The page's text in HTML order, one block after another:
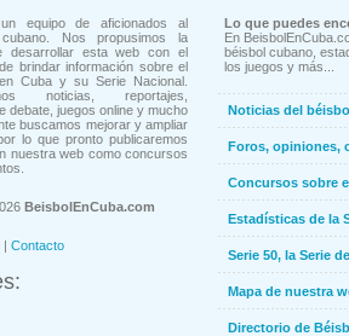
equipo de aficionados al
Nos propusimos la
desarrollar esta web con el
brindar información sobre el
Cuba y su Serie Nacional.
noticias, reportajes,
debate, juegos online y mucho
buscamos mejorar y ampliar
lo que pronto publicaremos
nuestra web como concursos
BeisbolEnCuba.com
| Contacto
Lo que puedes
En
béisbol cubano,
los juegos y más...
Noticias del
Foros, opiniones,
Concursos sobre
Estadísticas de la
Serie 50, la Serie
Mapa de nuestra
Directorio de